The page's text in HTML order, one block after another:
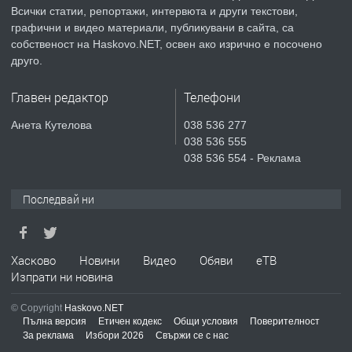
Хисаря до ток, вода,канализация,
асфалт 0889 537 426
ПРЕДЛАГА СГЛОБЯВАНЕ НА МЕБЕЛИ.
ПРЕДЛАГА
Всички статии, репортажи, интервюта и други текстови,
графични и видео материали, публикувани в сайта, са
собственост на Haskovo.NET, освен ако изрично е посочено
друго.
Главен редактор
Анета Кутелова
Телефони
038 536 277
038 536 555
038 536 554 - Реклама
Последвай ни
Хасково Новини Видео Обяви
еТВ
Изпрати ни новина
© Copyright Haskovo.NET
Пълна версия
Етичен кодекс Общи условия
Поверителност
За реклама
Избори 2026 Свържи се с нас